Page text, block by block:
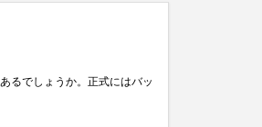
るでしょうか。正式にはバッ